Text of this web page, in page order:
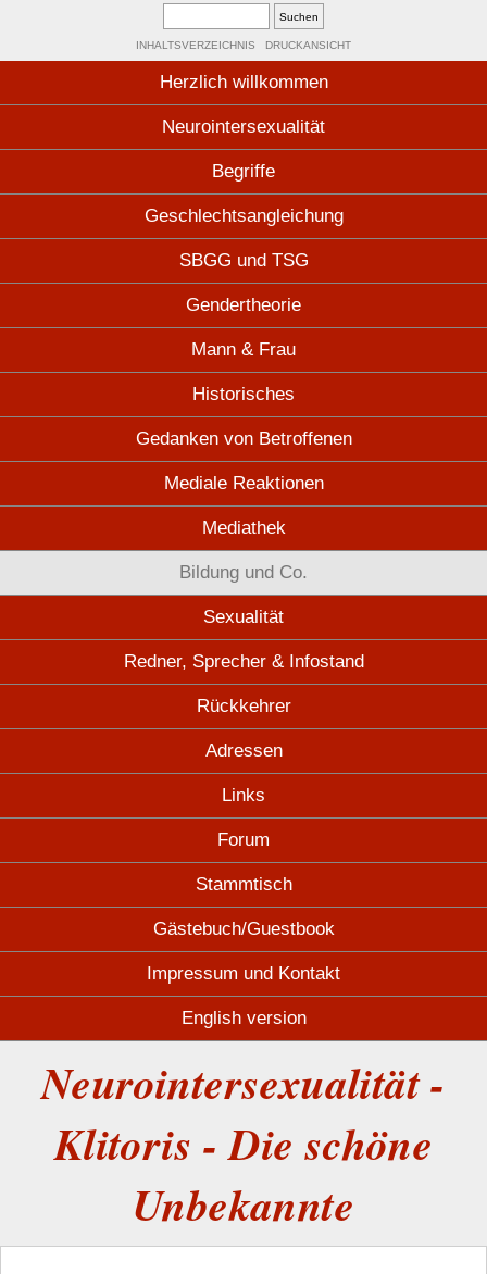
INHALTSVERZEICHNIS DRUCKANSICHT
Herzlich willkommen
Neurointersexualität
Begriffe
Geschlechtsangleichung
SBGG und TSG
Gendertheorie
Mann & Frau
Historisches
Gedanken von Betroffenen
Mediale Reaktionen
Mediathek
Bildung und Co.
Sexualität
Redner, Sprecher & Infostand
Rückkehrer
Adressen
Links
Forum
Stammtisch
Gästebuch/Guestbook
Impressum und Kontakt
English version
Neurointersexualität -
Klitoris - Die schöne
Unbekannte